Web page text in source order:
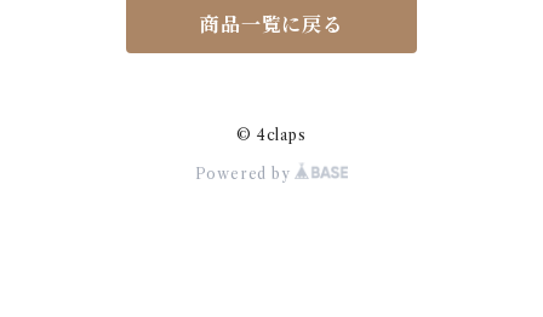
Spain / スペイン
くつ・帽子・Bag
商品一覧に戻る
© 4claps
Powered by